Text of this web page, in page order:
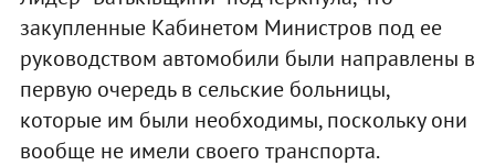
закупленные Кабинетом Министров под ее
руководством автомобили были направлены в
первую очередь в сельские больницы,
которые им были необходимы, поскольку они
вообще не имели своего транспорта.